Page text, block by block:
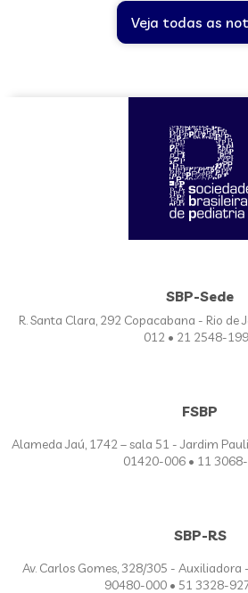
Veja todas as
SBP-Sede
R. Santa Clara, 292 Copacabana - Rio de
012 • 21 2548-
FSBP
Alameda Jaú, 1742 – sala 51 - Jardim
01420-006 • 11
SBP-RS
Av. Carlos Gomes, 328/305 - Auxiliadora
90480-000 • 51 3328-